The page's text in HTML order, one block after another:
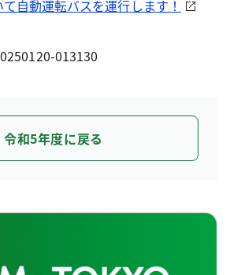
自動運転バスを運行します！
013130
令和5年度に戻る